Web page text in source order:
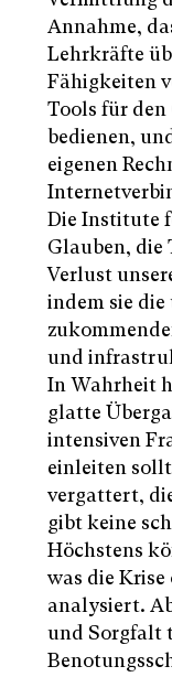
Annahme,
Lehrkräfte
Fähigkeiten
Tools für
bedienen,
eigenen
Die Institute
Glauben, die
Verlust
indem sie
und
In Wahrheit
glatte
intensiven
einleiten
vergattert,
gibt keine
Höchstens
was die
analysiert.
und Sorgfalt